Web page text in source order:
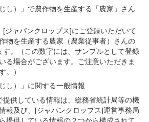
し）」 で農作物を生産する
「農家」さん
ジャパンクロップス]にご登録いただいて
物を生産する農家（農業従事者）さんの
す。（この数字には、サンプルとして登録
る場合がございます。ご注意いただきま
。）
し）」 に関する一般情報
提供している情報は、総務省統計局等の機
報及び、[ジャパンクロップス]運営事務局